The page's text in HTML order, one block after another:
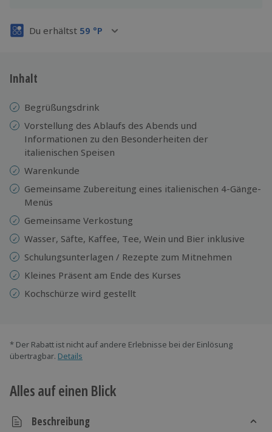
Du erhältst 59 °P
Inhalt
Begrüßungsdrink
Vorstellung des Ablaufs des Abends und
Informationen zu den Besonderheiten der
italienischen Speisen
Warenkunde
Gemeinsame Zubereitung eines italienischen 4-Gänge-
Menüs
Gemeinsame Verkostung
Wasser, Säfte, Kaffee, Tee, Wein und Bier inklusive
Schulungsunterlagen / Rezepte zum Mitnehmen
Kleines Präsent am Ende des Kurses
Kochschürze wird gestellt
* Der Rabatt ist nicht auf andere Erlebnisse bei der Einlösung
übertragbar. Details
Alles auf einen Blick
Beschreibung